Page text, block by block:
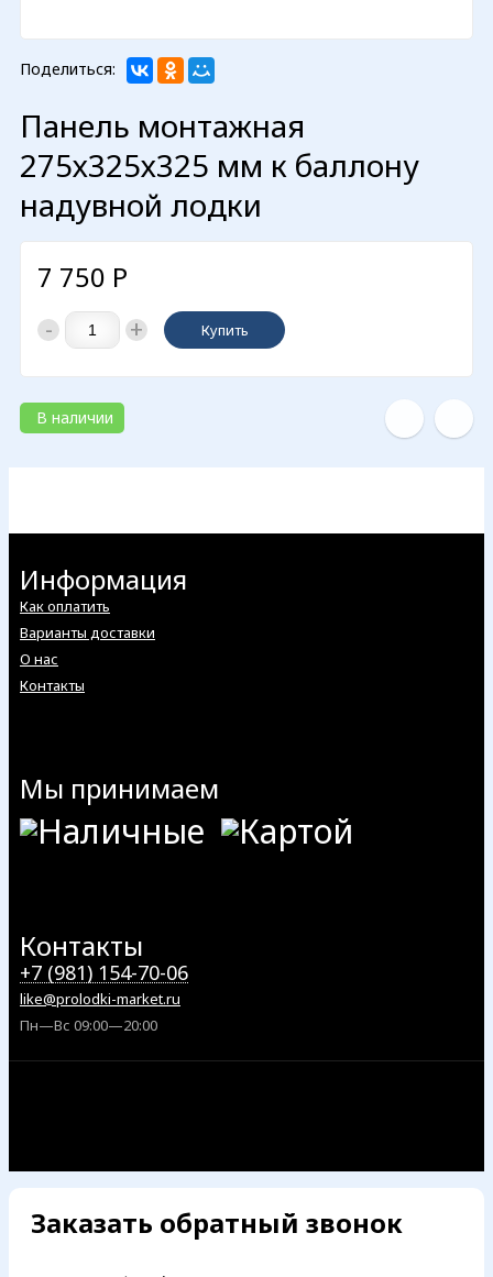
Поделиться:
Панель монтажная
275х325х325 мм к баллону
надувной лодки
7 750 Р
- + Купить
В наличии
Информация
Как оплатить
Варианты доставки
О нас
Контакты
Мы принимаем
Контакты
+7 (981) 154-70-06
like@prolodki-market.ru
Пн—Вс 09:00—20:00
Заказать обратный звонок